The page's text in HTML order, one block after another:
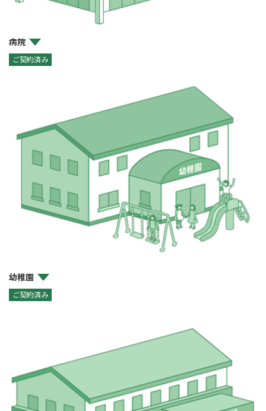
病院
ご契約済み
幼稚園
ご契約済み